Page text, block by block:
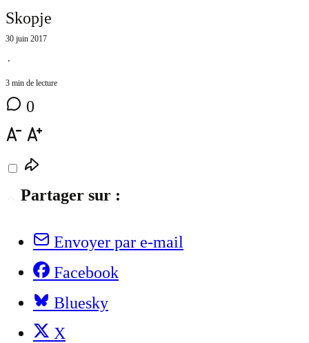
Skopje
30 juin 2017
⋅
3 min de lecture
0
Partager sur :
Envoyer par e-mail
Facebook
Bluesky
X